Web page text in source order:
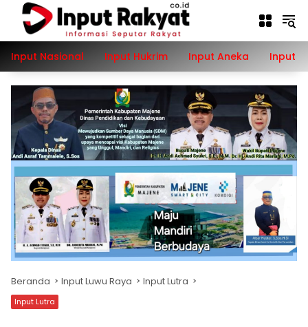
Langsung
konten
Input Nasional
Input Hukrim Input Aneka Input
Beranda Input Luwu Raya Input Lutra
Input Lutra